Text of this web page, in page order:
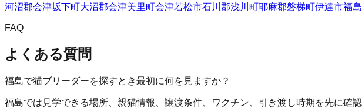
河沼郡会津坂下町大沼郡会津美里町会津若松市石川郡浅川町耶麻郡磐梯町伊達市福
FAQ
よくある質問
福島で猫ブリーダーを探すとき最初に何を見ますか？
福島では見学できる場所、親猫情報、譲渡条件、ワクチン、引き渡し時期を先に確